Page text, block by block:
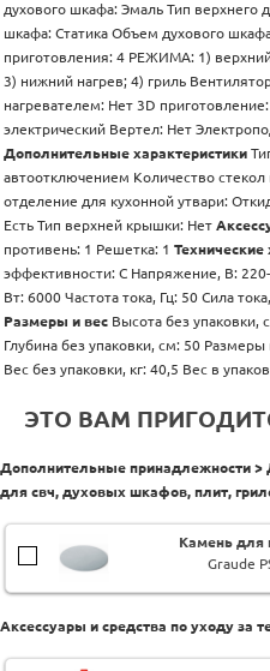
духового шкафа: Эмаль Тип верхнего
шкафа: Статика Объем духового
приготовления: 4 РЕЖИМА: 1)
3) нижний нагрев; 4) гриль
нагревателем: Нет 3D
электрический Вертел: Нет
Дополнительные характеристики
автоотключением Количество
отделение для кухонной утвари:
Есть Тип верхней крышки: Нет
противень: 1 Решетка: 1 Технические
эффективности: C Напряжение, В:
Вт: 6000 Частота тока, Гц: 50 Сила
Размеры и вес Высота без упаковки,
Глубина без упаковки, см: 50
Вес без упаковки, кг: 40,5 Вес в
ЭТО ВАМ
Дополнительные принадлежности
для свч, духовых шкафов, плит,
Камень для
Graude
Аксессуары и средства по уходу за